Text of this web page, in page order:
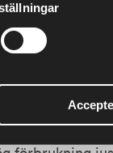
el,
när solen
de främsta
AB,